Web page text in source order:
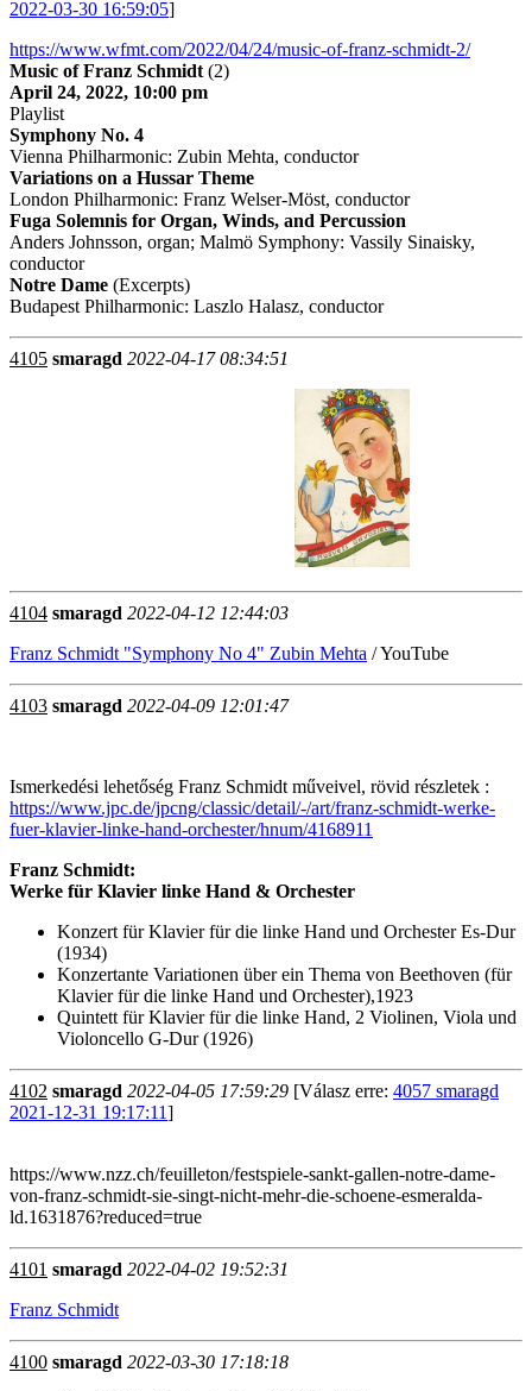
2022-03-30 16:59:05]
https://www.wfmt.com/2022/04/24/music-of-franz-schmidt-2/
Music of Franz Schmidt (2)
April 24, 2022, 10:00 pm
Playlist
Symphony No. 4
Vienna Philharmonic: Zubin Mehta, conductor
Variations on a Hussar Theme
London Philharmonic: Franz Welser-Möst, conductor
Fuga Solemnis for Organ, Winds, and Percussion
Anders Johnsson, organ; Malmö Symphony: Vassily Sinaisky,
conductor
Notre Dame (Excerpts)
Budapest Philharmonic: Laszlo Halasz, conductor
4105 smaragd 2022-04-17 08:34:51
4104 smaragd 2022-04-12 12:44:03
Franz Schmidt "Symphony No 4" Zubin Mehta / YouTube
4103 smaragd 2022-04-09 12:01:47
Ismerkedési lehetőség Franz Schmidt műveivel, rövid részletek :
https://www.jpc.de/jpcng/classic/detail/-/art/franz-schmidt-werke-
fuer-klavier-linke-hand-orchester/hnum/4168911
Franz Schmidt:
Werke für Klavier linke Hand & Orchester
Konzert für Klavier für die linke Hand und Orchester Es-Dur
(1934)
Konzertante Variationen über ein Thema von Beethoven (für
Klavier für die linke Hand und Orchester),1923
Quintett für Klavier für die linke Hand, 2 Violinen, Viola und
Violoncello G-Dur (1926)
4102 smaragd 2022-04-05 17:59:29 [Válasz erre: 4057 smaragd
2021-12-31 19:17:11]
https://www.nzz.ch/feuilleton/festspiele-sankt-gallen-notre-dame-
von-franz-schmidt-sie-singt-nicht-mehr-die-schoene-esmeralda-
ld.1631876?reduced=true
4101 smaragd 2022-04-02 19:52:31
Franz Schmidt
4100 smaragd 2022-03-30 17:18:18